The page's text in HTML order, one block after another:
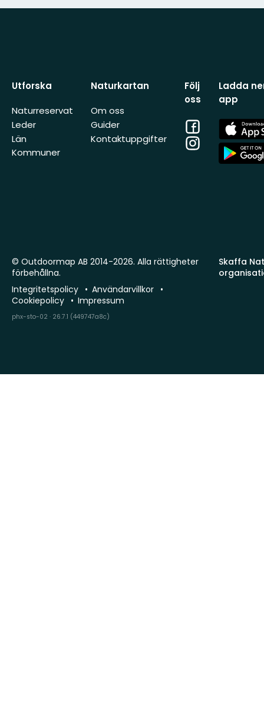
Utforska
Naturreservat
Leder
Län
Kommuner
Naturkartan
Om oss
Guider
Kontaktuppgifter
Följ
oss
Facebook
Instagram
Ladda
app
App
Store
App
Store
Skaffa
© Outdoormap AB 2014-2026. Alla rättigheter
förbehållna.
Integritetspolicy
Användarvillkor
Cookiepolicy
Impressum
phx-sto-02 · 26.7.1 (449747a8c)